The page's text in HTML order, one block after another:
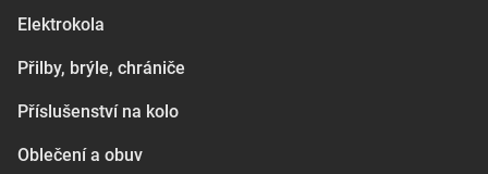
Elektrokola
Přilby, brýle, chrániče
Příslušenství na kolo
Oblečení a obuv